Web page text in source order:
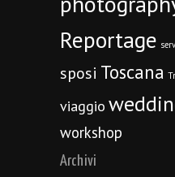
Reportage
sposi Toscana
viaggio
workshop
Archivi